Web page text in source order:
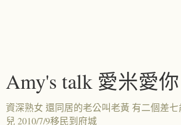
Amy's talk 愛米愛你
資深熟女 還同居的老公叫老黃 有二個差
兒 2010/7/9移民到府城